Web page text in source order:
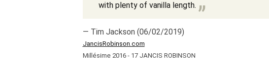
with plenty of vanilla length.
— Tim Jackson (06/02/2019)
JancisRobinson.com
Millésime 2016 - 17 JANCIS ROBINSON